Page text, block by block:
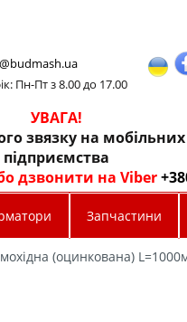
Пн-Пт з 8.00 до 17.00
УВАГА!
звязку на
підприємства
дзвонити на Viber
Запчастини
(оцинкована)